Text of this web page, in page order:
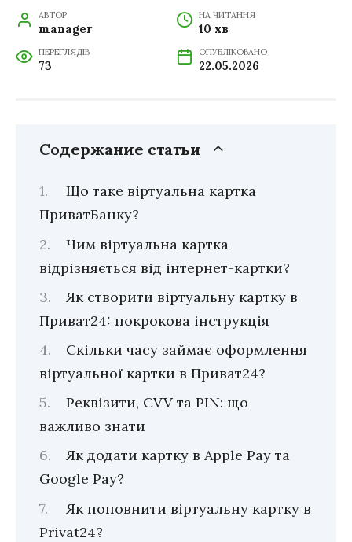
АВТОР
manager
НА ЧИТАННЯ
10 хв
ПЕРЕГЛЯДІВ
73
ОПУБЛІКОВАНО
22.05.2026
Содержание статьи
Що таке віртуальна картка
ПриватБанку?
Чим віртуальна картка
відрізняється від інтернет-картки?
Як створити віртуальну картку в
Приват24: покрокова інструкція
Скільки часу займає оформлення
віртуальної картки в Приват24?
Реквізити, CVV та PIN: що
важливо знати
Як додати картку в Apple Pay та
Google Pay?
Як поповнити віртуальну картку в
Privat24?